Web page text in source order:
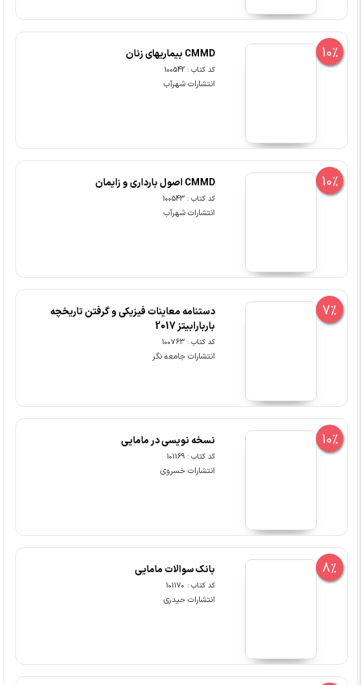
10% CMMD بیماریهای زنان
کد کتاب : 100542
انتشارات شهرآب
10% CMMD اصول بارداری و زایمان
کد کتاب : 100543
انتشارات شهرآب
7%
دستنامه معاینات فیزیکی و گرفتن تاریخچه
باربارابیتز 2017
کد کتاب : 100763
انتشارات جامعه نگر
10% نسخه نویسی در مامایی
کد کتاب : 101169
انتشارات خسروی
8% بانک سوالات مامایی
کد کتاب : 101170
انتشارات حیدری